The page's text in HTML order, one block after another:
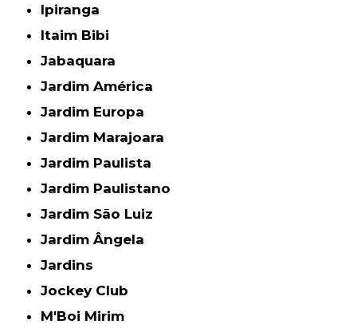
Ipiranga
Itaim Bibi
Jabaquara
Jardim América
Jardim Europa
Jardim Marajoara
Jardim Paulista
Jardim Paulistano
Jardim São Luiz
Jardim Ângela
Jardins
Jockey Club
M'Boi Mirim